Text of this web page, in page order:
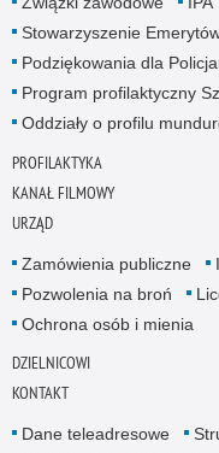
Stowarzyszenie
Podziękowania dla
Program profilaktyczny
Oddziały o profilu
PROFILAKTYKA
KANAŁ FILMOWY
URZĄD
Zamówienia publiczne
Pozwolenia na broń
Ochrona osób i mienia
DZIELNICOWI
KONTAKT
Dane teleadresowe